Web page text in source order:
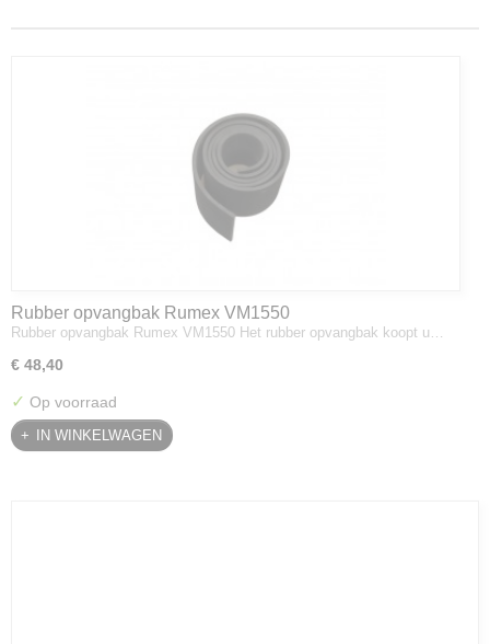
Rubber opvangbak Rumex VM1550
Rubber opvangbak Rumex VM1550 Het rubber opvangbak koopt u…
€ 48,40
✓ Op voorraad
IN WINKELWAGEN